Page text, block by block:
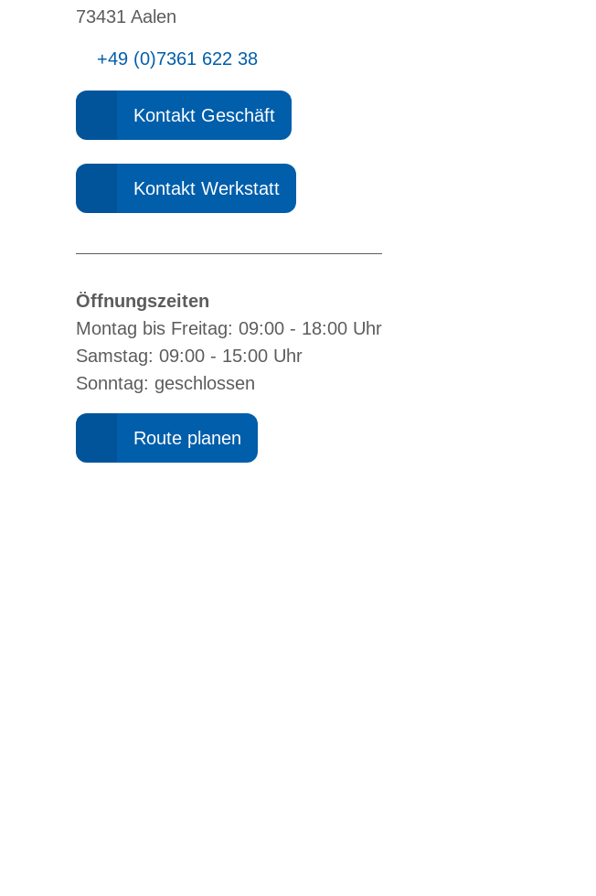
73431 Aalen
+49 (0)7361 622 38
Kontakt Geschäft
Kontakt Werkstatt
Öffnungszeiten
Montag bis Freitag: 09:00 - 18:00 Uhr
Samstag: 09:00 - 15:00 Uhr
Sonntag: geschlossen
Route planen